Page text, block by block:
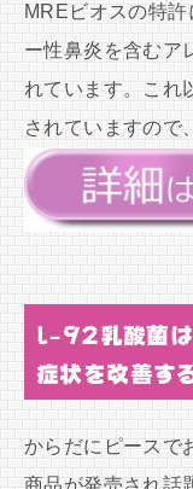
MREビオスの特
ー性鼻炎を含むア
れています。これ
されていますので
l-92乳酸菌は
症状を改善す
からだにピースで
商品が発売され話